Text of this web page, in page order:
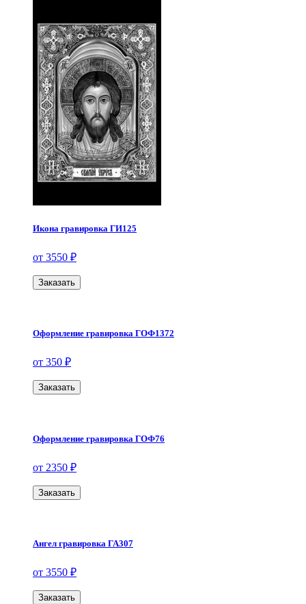
Икона гравировка ГИ125
от 3550 ₽
Заказать
Оформление гравировка ГОФ1372
от 350 ₽
Заказать
Оформление гравировка ГОФ76
от 2350 ₽
Заказать
Ангел гравировка ГА307
от 3550 ₽
Заказать